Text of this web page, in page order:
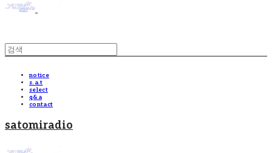
notice
s.a.t
select
q&a
contact
satomiradio